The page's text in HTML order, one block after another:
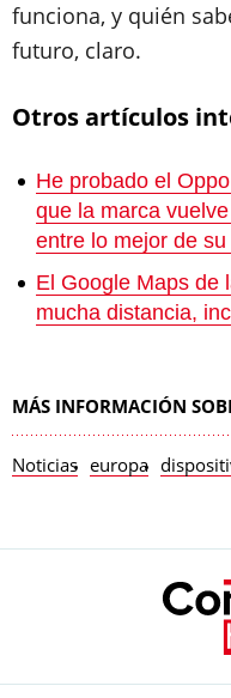
funciona, y quién
futuro, claro.
Otros artículos
He probado el
que la marca
entre lo mejor de
El Google Maps de
mucha distancia,
MÁS INFORMACIÓN
Noticias europa